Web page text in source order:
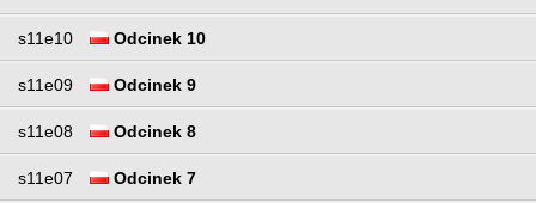
s11e10 Odcinek 10
s11e09 Odcinek 9
s11e08 Odcinek 8
s11e07 Odcinek 7